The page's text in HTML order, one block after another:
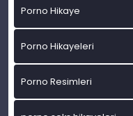
Porno Hikaye
Porno Hikayeleri
Porno Resimleri